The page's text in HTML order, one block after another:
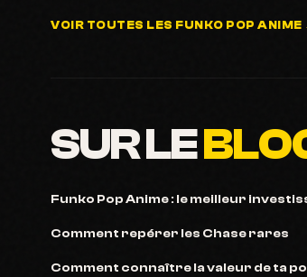
VOIR TOUTES LES FUNKO POP ANIME
SUR LE
Funko Pop Anime : le meilleur
Comment repérer les Chase rares
Comment connaître la valeur de ta